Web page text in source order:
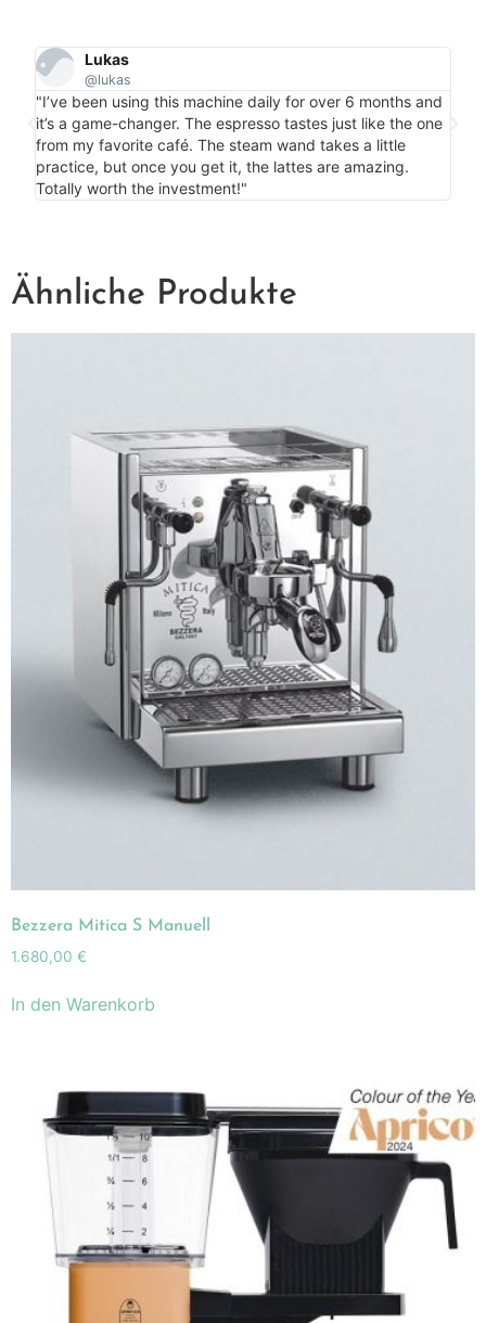
Lukas
@lukas
"I’ve been using this machine daily for over 6 months and
it’s a game-changer. The espresso tastes just like the one
from my favorite café. The steam wand takes a little
practice, but once you get it, the lattes are amazing.
Totally worth the investment!"
Ähnliche Produkte
Bezzera Mitica S Manuell
1.680,00 €
In den Warenkorb